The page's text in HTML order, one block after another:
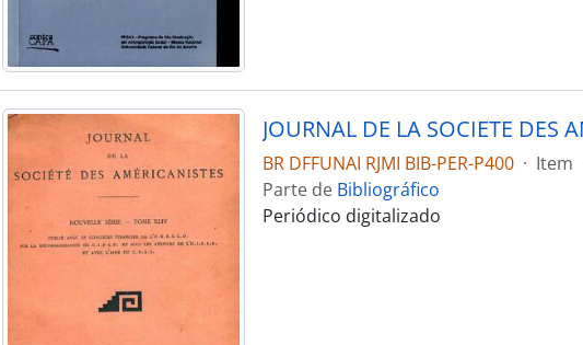
BR DFFUNAI RJMI BIB-PER-P400 · Item
Parte de Bibliográfico
Periódico digitalizado